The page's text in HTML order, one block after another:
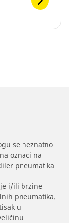
se neznatno
oznaci na
pneumatika
i/ili brzine
pneumatika.
u